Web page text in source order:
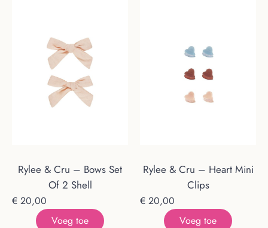
Rylee & Cru – Bows Set
Of 2 Shell
€ 20,00
Voeg toe
Rylee & Cru – Heart Mini
Clips
€ 20,00
Voeg toe